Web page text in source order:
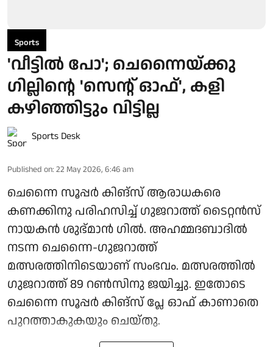
Sports
'വീട്ടിൽ പോ'; ചെന്നൈയ്ക്കു
ഗില്ലിന്റെ 'സെന്റ് ഓഫ്', കളി
കഴിഞ്ഞിട്ടും വിട്ടില്ല
Sports Desk
Published on: 22 May 2026, 6:46 am
ചെന്നൈ സൂപ്പർ കിങ്‌സ് ആരാധകരെ
കണക്കിനു പരിഹസിച്ച് ഗുജറാത്ത് ടൈറ്റൻസ്
നായകൻ ശുഭ്‌മാൻ ഗിൽ. അഹമ്മദബാദിൽ
നടന്ന ചെന്നൈ-ഗുജറാത്ത്
മത്സരത്തിനിടെയാണ് സംഭവം. മത്സരത്തിൽ
ഗുജറാത്ത് 89 റൺസിനു ജയിച്ചു. ഇതോടെ
ചെന്നൈ സൂപ്പർ കിങ്‌സ് പ്ലേ ഓഫ് കാണാതെ
പുറത്താകുകയും ചെയ്തു.